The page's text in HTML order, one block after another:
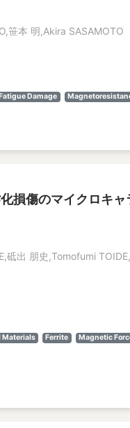
笹本 明,Akira SASAMOTO
Fatigue Damage
損傷のマイクロキャ
出 朋史,Tomofumi
Materials Ferrite
Magnetic